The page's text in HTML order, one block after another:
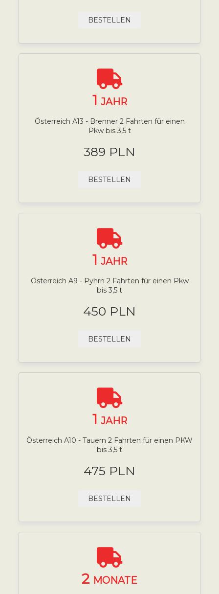
BESTELLEN
1 JAHR
Österreich A13 - Brenner 2 Fahrten für einen
Pkw bis 3,5 t
389 PLN
BESTELLEN
1 JAHR
Österreich A9 - Pyhrn 2 Fahrten für einen Pkw
bis 3,5 t
450 PLN
BESTELLEN
1 JAHR
Österreich A10 - Tauern 2 Fahrten für einen PKW
bis 3,5 t
475 PLN
BESTELLEN
2 MONATE